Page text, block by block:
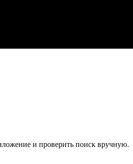
и проверить поиск вручную.